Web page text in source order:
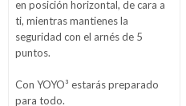
en posición horizontal, de cara a
ti, mientras mantienes la
seguridad con el arnés de 5
puntos.
Con YOYO³ estarás preparado
para todo.